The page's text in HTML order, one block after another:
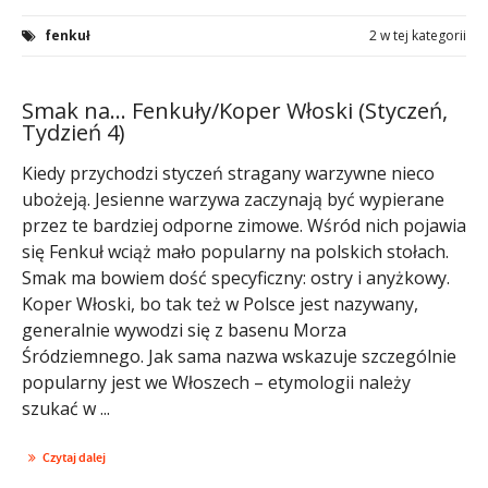
fenkuł 2 w tej kategorii
Smak na… Fenkuły/Koper Włoski (Styczeń,
Tydzień 4)
Kiedy przychodzi styczeń stragany warzywne nieco
ubożeją. Jesienne warzywa zaczynają być wypierane
przez te bardziej odporne zimowe. Wśród nich pojawia
się Fenkuł wciąż mało popularny na polskich stołach.
Smak ma bowiem dość specyficzny: ostry i anyżkowy.
Koper Włoski, bo tak też w Polsce jest nazywany,
generalnie wywodzi się z basenu Morza
Śródziemnego. Jak sama nazwa wskazuje szczególnie
popularny jest we Włoszech – etymologii należy
szukać w ...
Czytaj dalej